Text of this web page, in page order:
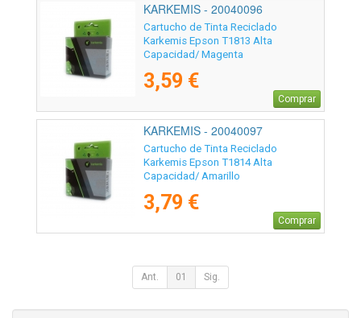
KARKEMIS - 20040096
Cartucho de Tinta Reciclado
Karkemis Epson T1813 Alta
Capacidad/ Magenta
3,59 €
Comprar
KARKEMIS - 20040097
Cartucho de Tinta Reciclado
Karkemis Epson T1814 Alta
Capacidad/ Amarillo
3,79 €
Comprar
Ant. 01 Sig.